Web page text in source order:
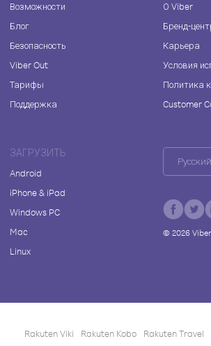
Возможности
Блог
Безопасность
Viber Out
Тарифы
Поддержка
О Viber
Бренд-
Карьера
Условия
Политика
Customer
ЗАГРУЗИТЬ
Android
iPhone & iPad
Windows PC
Mac
Linux
Русский
© 2026
Rakuten Viki Rakuten Kobo Rakuten Travel